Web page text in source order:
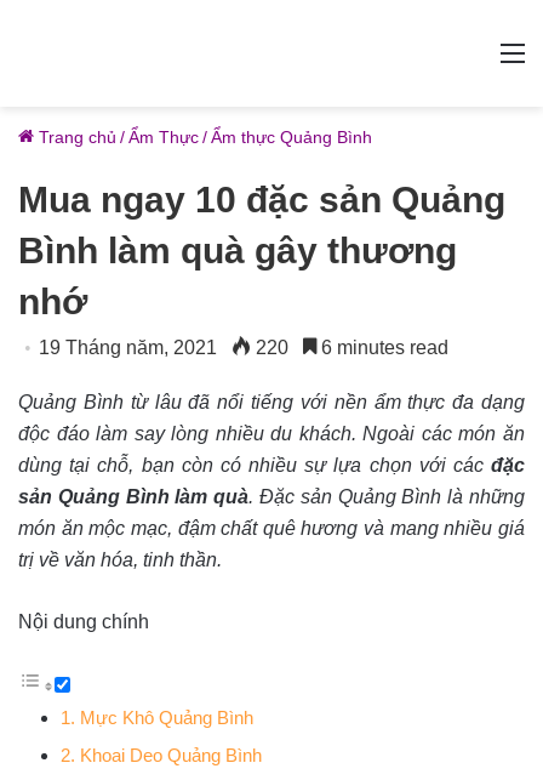
Trang chủ /Ẩm Thực/Ẩm thực Quảng Bình
Mua ngay 10 đặc sản Quảng
Bình làm quà gây thương
nhớ
19 Tháng năm, 2021 220 6 minutes read
Quảng Bình từ lâu đã nổi tiếng với nền ẩm thực đa dạng
độc đáo làm say lòng nhiều du khách. Ngoài các món ăn
dùng tại chỗ, bạn còn có nhiều sự lựa chọn với các đặc
sản Quảng Bình làm quà. Đặc sản Quảng Bình là những
món ăn mộc mạc, đậm chất quê hương và mang nhiều giá
trị về văn hóa, tinh thần.
Nội dung chính
1. Mực Khô Quảng Bình
2. Khoai Deo Quảng Bình